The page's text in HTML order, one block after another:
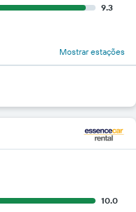
9.3
Mostrar estações
10.0